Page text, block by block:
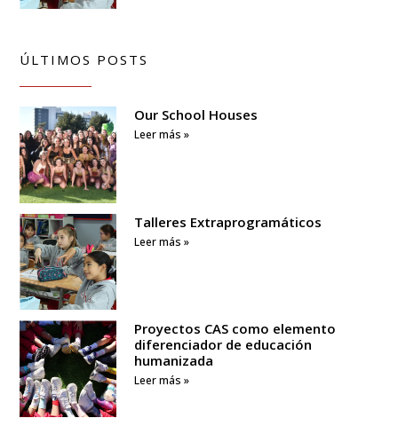
ÚLTIMOS POSTS
Our School Houses
Leer más »
Talleres Extraprogramáticos
Leer más »
Proyectos CAS como elemento
diferenciador de educación
humanizada
Leer más »